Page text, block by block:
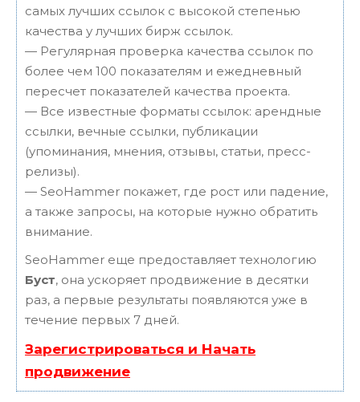
самых лучших ссылок с высокой степенью
качества у лучших бирж ссылок.
— Регулярная проверка качества ссылок по
более чем 100 показателям и ежедневный
пересчет показателей качества проекта.
— Все известные форматы ссылок: арендные
ссылки, вечные ссылки, публикации
(упоминания, мнения, отзывы, статьи, пресс-
релизы).
— SeoHammer покажет, где рост или падение,
а также запросы, на которые нужно обратить
внимание.
SeoHammer еще предоставляет технологию
Буст, она ускоряет продвижение в десятки
раз, а первые результаты появляются уже в
течение первых 7 дней.
Зарегистрироваться и Начать
продвижение